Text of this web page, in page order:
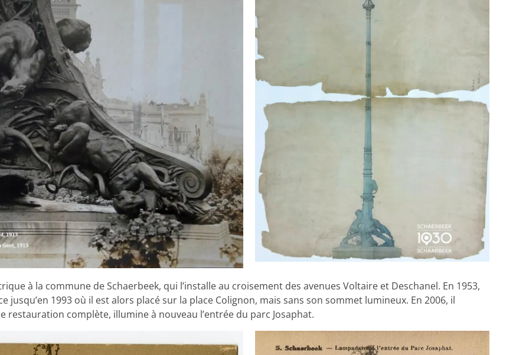
à la commune de Schaerbeek, qui l’installe au croisement des avenues Voltaire et Deschanel. En 1953,
1993 où il est alors placé sur la place Colignon, mais sans son sommet lumineux. En 2006, il
restauration complète, illumine à nouveau l’entrée du parc Josaphat.